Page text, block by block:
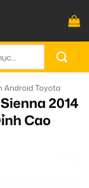
Android Toyota
2014
Cao